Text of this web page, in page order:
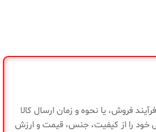
فروش، یا نحوه و زمان ارسال کالا
خود را از کیفیت، جنس، قیمت و ارزش